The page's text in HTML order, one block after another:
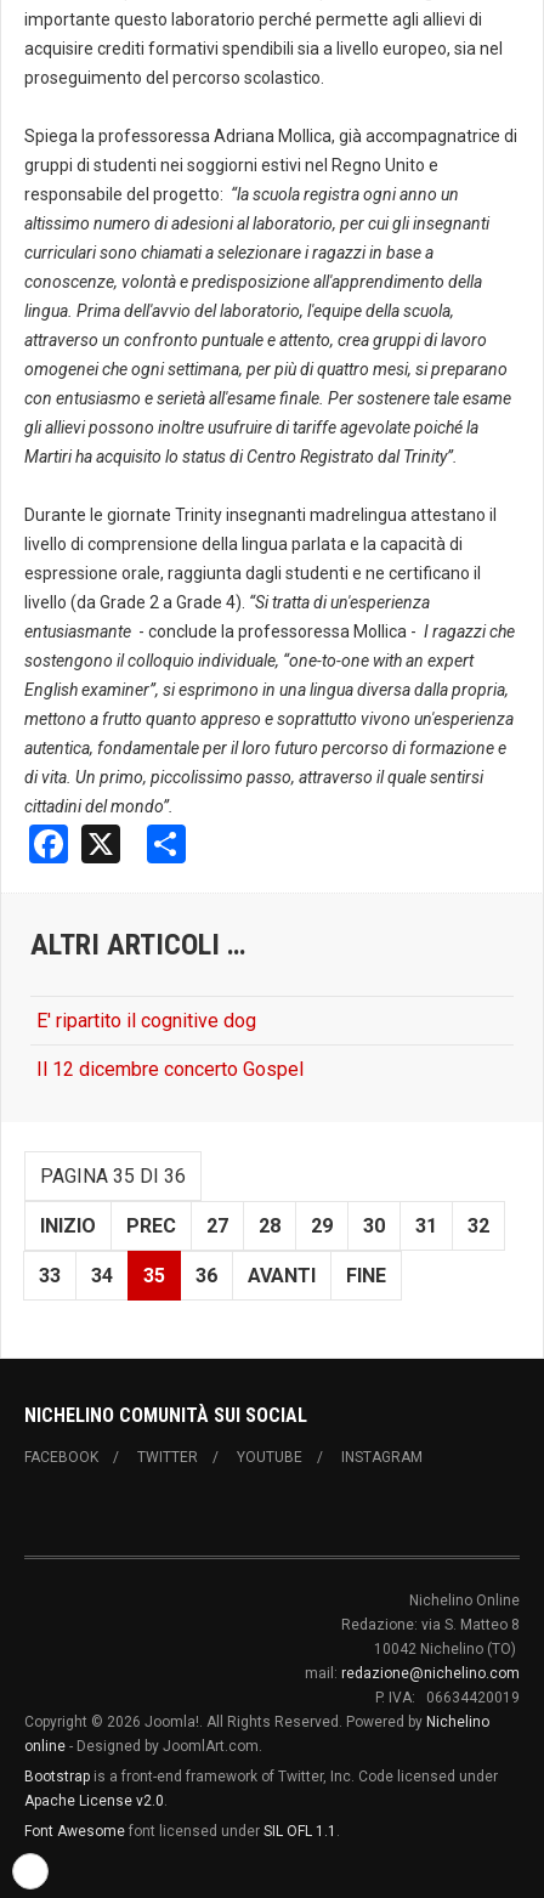
importante questo laboratorio perché permette agli allievi di
acquisire crediti formativi spendibili sia a livello europeo, sia nel
proseguimento del percorso scolastico.
Spiega la professoressa Adriana Mollica, già accompagnatrice di
gruppi di studenti nei soggiorni estivi nel Regno Unito e
responsabile del progetto: “la scuola registra ogni anno un
altissimo numero di adesioni al laboratorio, per cui gli insegnanti
curriculari sono chiamati a selezionare i ragazzi in base a
conoscenze, volontà e predisposizione all'apprendimento della
lingua. Prima dell'avvio del laboratorio, l'equipe della scuola,
attraverso un confronto puntuale e attento, crea gruppi di lavoro
omogenei che ogni settimana, per più di quattro mesi, si preparano
con entusiasmo e serietà all'esame finale. Per sostenere tale esame
gli allievi possono inoltre usufruire di tariffe agevolate poiché la
Martiri ha acquisito lo status di Centro Registrato dal Trinity”.
Durante le giornate Trinity insegnanti madrelingua attestano il
livello di comprensione della lingua parlata e la capacità di
espressione orale, raggiunta dagli studenti e ne certificano il
livello (da Grade 2 a Grade 4). “Si tratta di un'esperienza
entusiasmante - conclude la professoressa Mollica - I ragazzi che
sostengono il colloquio individuale, “one-to-one with an expert
English examiner”, si esprimono in una lingua diversa dalla propria,
mettono a frutto quanto appreso e soprattutto vivono un'esperienza
autentica, fondamentale per il loro futuro percorso di formazione e
di vita. Un primo, piccolissimo passo, attraverso il quale sentirsi
cittadini del mondo”.
Facebook
ALTRI ARTICOLI …
E' ripartito il cognitive dog
Il 12 dicembre concerto Gospel
PAGINA 35 DI 36
INIZIO PREC 27 28 29 30 31 32
33 34 35 36 AVANTI FINE
NICHELINO COMUNITÀ SUI SOCIAL
FACEBOOK TWITTER YOUTUBE INSTAGRAM
Nichelino Online
Redazione: via S. Matteo 8
10042 Nichelino (TO)
mail: redazione@nichelino.com
P. IVA: 06634420019
Copyright © 2026 Joomla!. All Rights Reserved. Powered by Nichelino
online - Designed by JoomlArt.com.
Bootstrap is a front-end framework of Twitter, Inc. Code licensed under
Apache License v2.0.
Font Awesome font licensed under SIL OFL 1.1 .